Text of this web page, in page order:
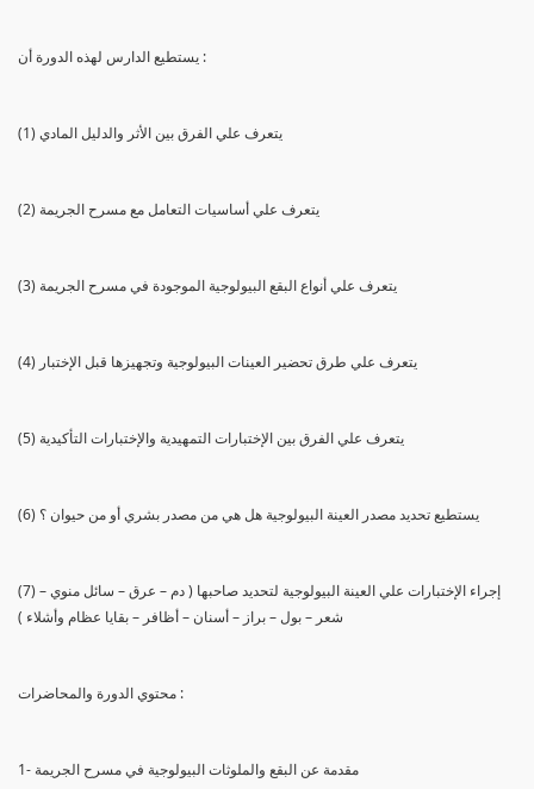
يستطيع الدارس لهذه الدورة أن :
(1) يتعرف علي الفرق بين الأثر والدليل المادي
(2) يتعرف علي أساسيات التعامل مع مسرح الجريمة
(3) يتعرف علي أنواع البقع البيولوجية الموجودة في مسرح الجريمة
(4) يتعرف علي طرق تحضير العينات البيولوجية وتجهيزها قبل الإختبار
(5) يتعرف علي الفرق بين الإختبارات التمهيدية والإختبارات التأكيدية
(6) يستطيع تحديد مصدر العينة البيولوجية هل هي من مصدر بشري أو من حيوان ؟
(7) إجراء الإختبارات علي العينة البيولوجية لتحديد صاحبها ( دم – عرق – سائل منوي –
شعر – بول – براز – أسنان – أظافر – بقايا عظام وأشلاء )
محتوي الدورة والمحاضرات :
1- مقدمة عن البقع والملوثات البيولوجية في مسرح الجريمة